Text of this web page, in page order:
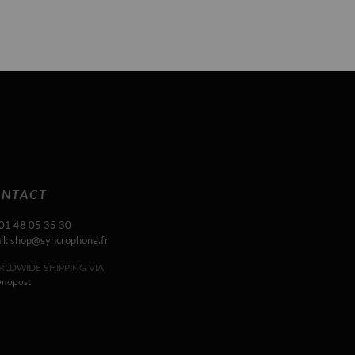
48 05 35 30
shop@syncrophone.fr
SHIPPING VIA